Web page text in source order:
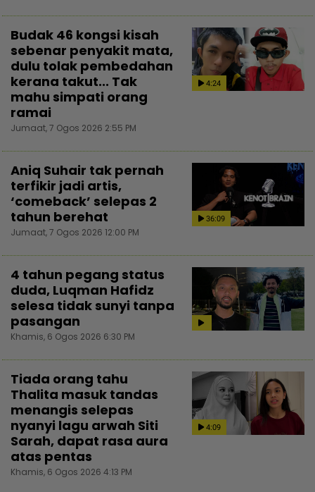
4:24
Budak 46 kongsi kisah
sebenar penyakit mata,
dulu tolak pembedahan
kerana takut... Tak
mahu simpati orang
ramai
Jumaat, 7 Ogos 2026 2:55 PM
36:09
Aniq Suhair tak pernah
terfikir jadi artis,
‘comeback’ selepas 2
tahun berehat
Jumaat, 7 Ogos 2026 12:00 PM
4 tahun pegang status
duda, Luqman Hafidz
selesa tidak sunyi tanpa
pasangan
Khamis, 6 Ogos 2026 6:30 PM
4:09
Tiada orang tahu
Thalita masuk tandas
menangis selepas
nyanyi lagu arwah Siti
Sarah, dapat rasa aura
atas pentas
Khamis, 6 Ogos 2026 4:13 PM